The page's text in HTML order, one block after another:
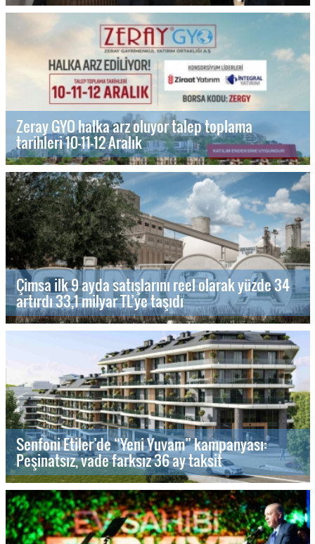
Zeray GYO halka arz oluyor talep toplama
tarihleri 10-11-12 Aralık
Çimsa ilk 9 ayda satışlarını reel olarak yüzde 34
artırdı 33,1 milyar TL’ye taşıdı
Senfoni Etiler’de “Yeni Yuvam” kampanyası:
Peşinatsız, vade farksız 36 ay taksit